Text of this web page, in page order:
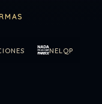
NELQP